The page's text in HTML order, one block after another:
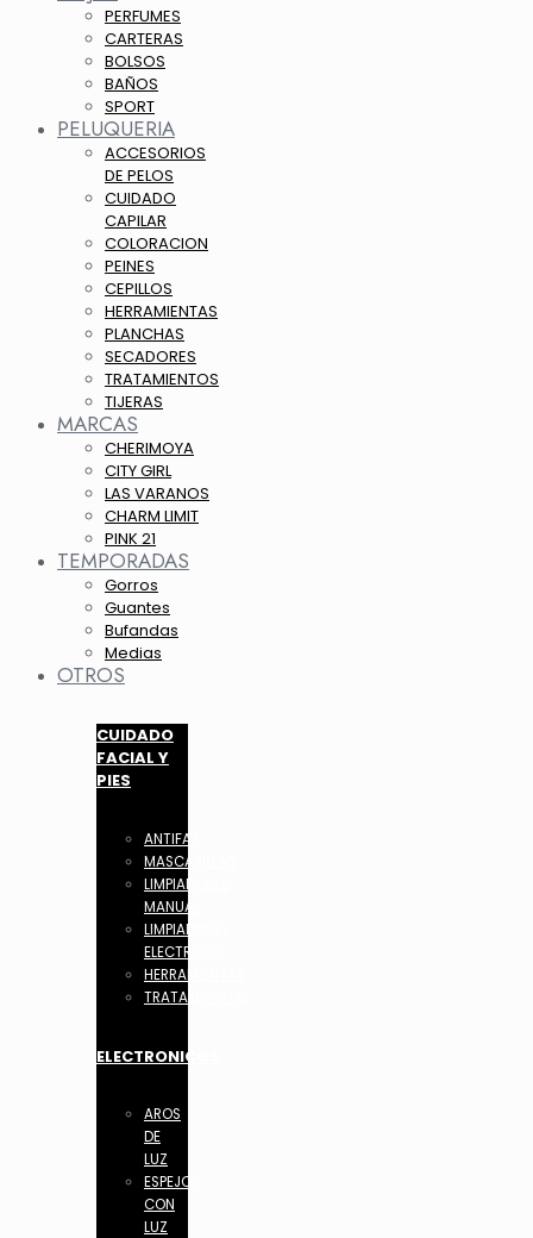
PERFUMES
CARTERAS
BOLSOS
BAÑOS
SPORT
PELUQUERIA
ACCESORIOS
DE PELOS
CUIDADO
CAPILAR
COLORACION
PEINES
CEPILLOS
HERRAMIENTAS
PLANCHAS
SECADORES
TRATAMIENTOS
TIJERAS
MARCAS
CHERIMOYA
CITY GIRL
LAS VARANOS
CHARM LIMIT
PINK 21
TEMPORADAS
Gorros
Guantes
Bufandas
Medias
OTROS
CUIDADO
FACIAL Y
PIES
ANTIFAZ
MASCARILLAS
LIMPIADORES
MANUAL
LIMPIADORES
ELECTRICOS
HERRAMIENTAS
TRATAMIENTOS
ELECTRONICOS
AROS
DE
LUZ
ESPEJOS
CON
LUZ